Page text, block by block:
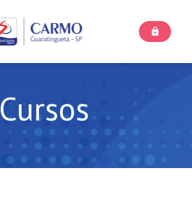
Cursos